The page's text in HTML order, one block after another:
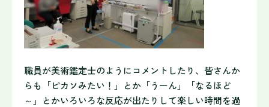
職員が美術鑑定士のようにコメントしたり、皆さんか
らも「ピカソみたい！」とか「うーん」「なるほど
～」とかいろいろな反応が出たりして楽しい時間を過